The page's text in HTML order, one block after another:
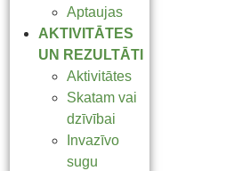
Aptaujas
AKTIVITĀTES
UN REZULTĀTI
Aktivitātes
Skatam vai
dzīvībai
Invazīvo
sugu